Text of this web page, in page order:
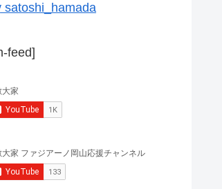
satoshi_hamada
feed]